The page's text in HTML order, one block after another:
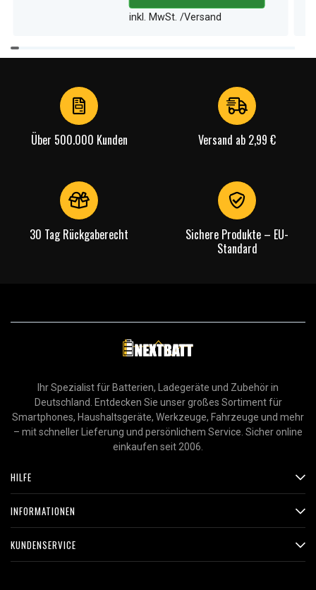
inkl. MwSt. /Versand
Item
1
Über 500.000 Kunden Versand ab 2,99 €
30 Tag Rückgaberecht
Sichere Produkte – EU-
Standard
Ihr Spezialist für Batterien, Ladegeräte und Zubehör in
Deutschland. Entdecken Sie unser großes Sortiment für
Smartphones, Haushaltsgeräte, Werkzeuge, Fahrzeuge und mehr
– mit schneller Lieferung und persönlichem Service. Sicher online
einkaufen seit 2006.
HILFE
INFORMATIONEN
KUNDENSERVICE